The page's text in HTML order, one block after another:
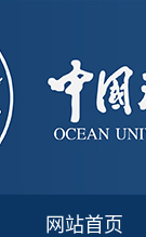
网站首页